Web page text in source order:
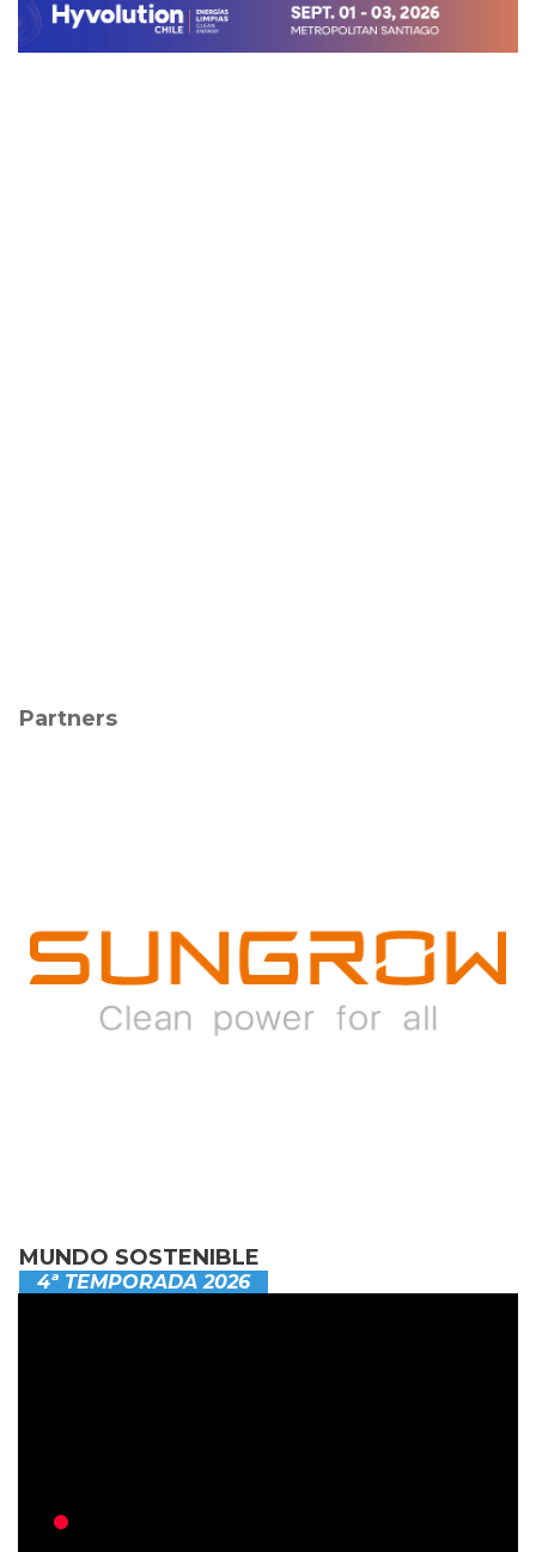
Partners
MUNDO SOSTENIBLE
4ª TEMPORADA 2026